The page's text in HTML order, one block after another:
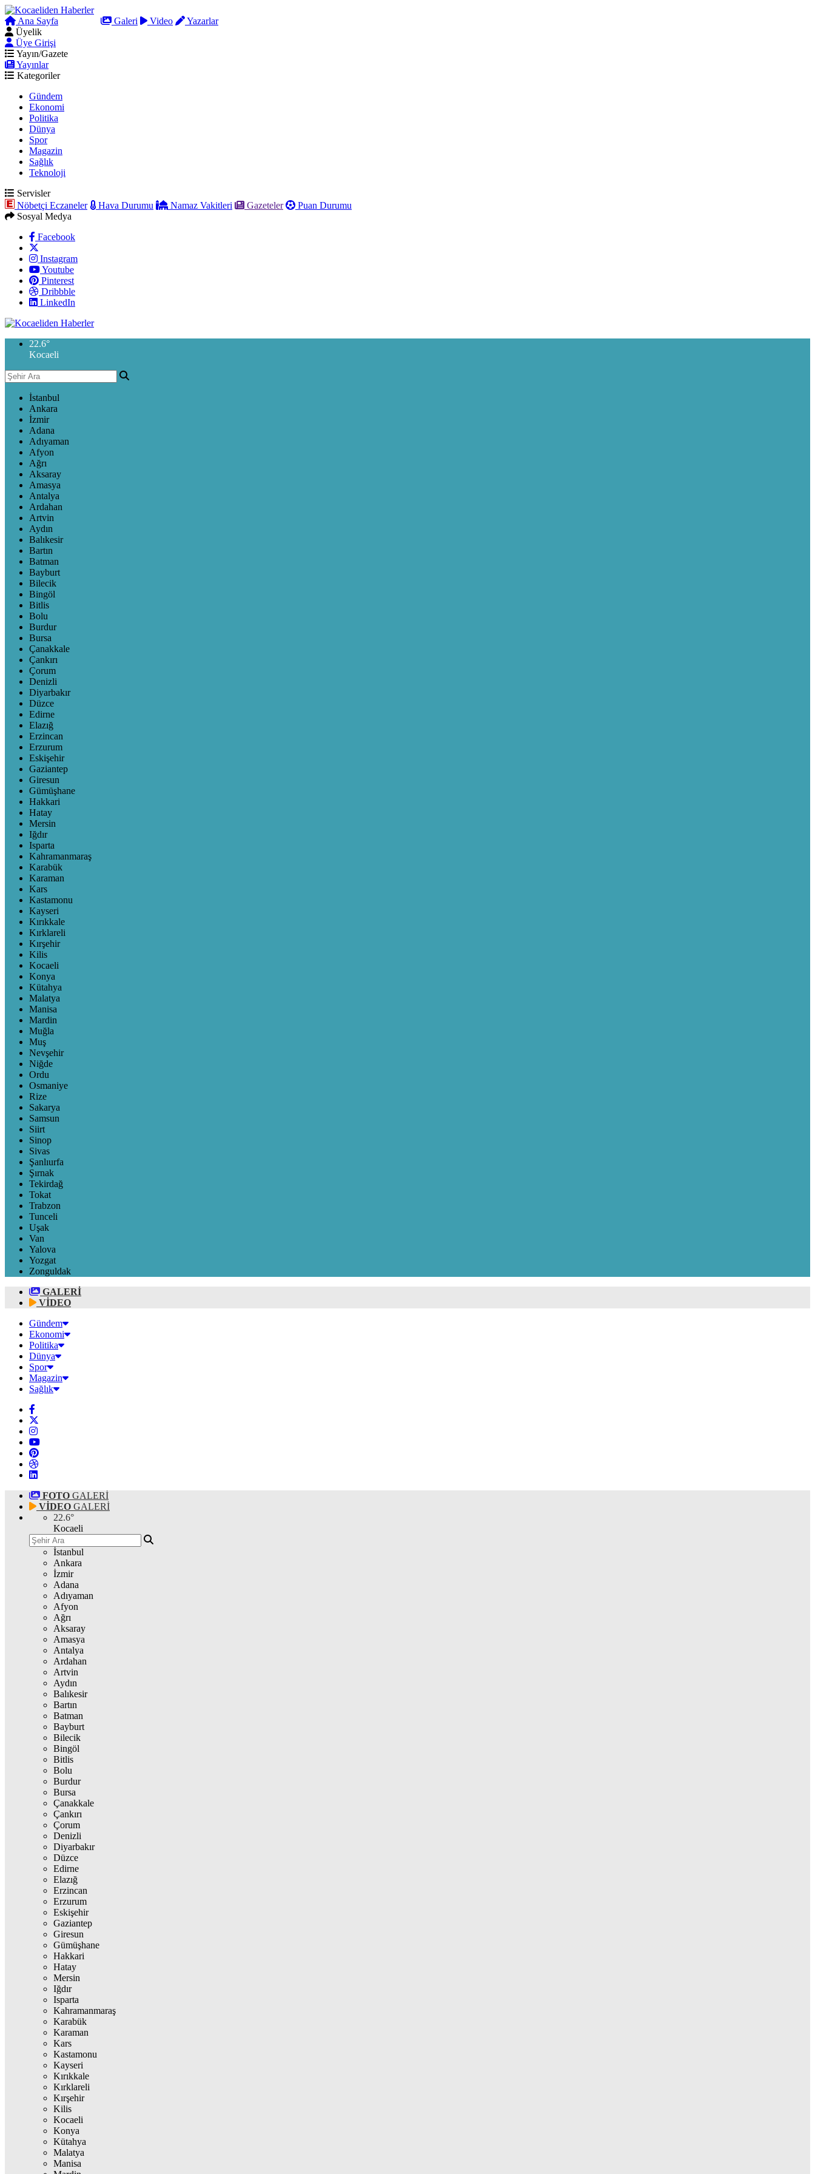
Ana Sayfa Galeri Video
Yazarlar
Üyelik
Üye Girişi
Yayın/Gazete
Yayınlar
Kategoriler
Gündem
Ekonomi
Politika
Dünya
Spor
Magazin
Sağlık
Teknoloji
Servisler
Nöbetçi Eczaneler
Hava Durumu Namaz Vakitleri Gazeteler
Puan Durumu
Sosyal Medya
Facebook
Instagram
Youtube
Pinterest
Dribbble
LinkedIn
22.6°
Kocaeli
İstanbul
Ankara
İzmir
Adana
Adıyaman
Afyon
Ağrı
Aksaray
Amasya
Antalya
Ardahan
Artvin
Aydın
Balıkesir
Bartın
Batman
Bayburt
Bilecik
Bingöl
Bitlis
Bolu
Burdur
Bursa
Çanakkale
Çankırı
Çorum
Denizli
Diyarbakır
Düzce
Edirne
Elazığ
Erzincan
Erzurum
Eskişehir
Gaziantep
Giresun
Gümüşhane
Hakkari
Hatay
Mersin
Iğdır
Isparta
Kahramanmaraş
Karabük
Karaman
Kars
Kastamonu
Kayseri
Kırıkkale
Kırklareli
Kırşehir
Kilis
Kocaeli
Konya
Kütahya
Malatya
Manisa
Mardin
Muğla
Muş
Nevşehir
Niğde
Ordu
Osmaniye
Rize
Sakarya
Samsun
Siirt
Sinop
Sivas
Şanlıurfa
Şırnak
Tekirdağ
Tokat
Trabzon
Tunceli
Uşak
Van
Yalova
Yozgat
Zonguldak
GALERİ
VİDEO
Gündem
Ekonomi
Politika
Dünya
Spor
Magazin
Sağlık
FOTO GALERİ
VİDEO GALERİ
22.6°
Kocaeli
İstanbul
Ankara
İzmir
Adana
Adıyaman
Afyon
Ağrı
Aksaray
Amasya
Antalya
Ardahan
Artvin
Aydın
Balıkesir
Bartın
Batman
Bayburt
Bilecik
Bingöl
Bitlis
Bolu
Burdur
Bursa
Çanakkale
Çankırı
Çorum
Denizli
Diyarbakır
Düzce
Edirne
Elazığ
Erzincan
Erzurum
Eskişehir
Gaziantep
Giresun
Gümüşhane
Hakkari
Hatay
Mersin
Iğdır
Isparta
Kahramanmaraş
Karabük
Karaman
Kars
Kastamonu
Kayseri
Kırıkkale
Kırklareli
Kırşehir
Kilis
Kocaeli
Konya
Kütahya
Malatya
Manisa